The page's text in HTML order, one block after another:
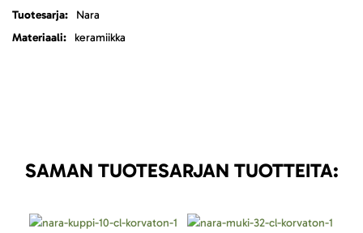
Nara
keramiikka
SAMAN TUOTESARJAN TUOTTEITA: